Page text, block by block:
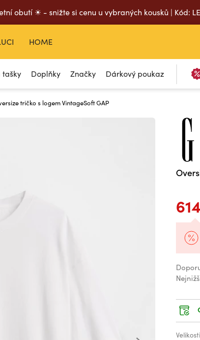
obutí ☀ - snižte si cenu u vybraných kousků | Kód:
tašky Doplňky Značky Dárkový poukaz
HOME
tričko s logem VintageSoft GAP